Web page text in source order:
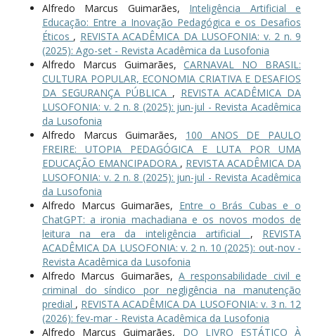
Alfredo Marcus Guimarães, Inteligência Artificial e
Educação: Entre a Inovação Pedagógica e os Desafios
Éticos , REVISTA ACADÊMICA DA LUSOFONIA: v. 2 n. 9
(2025): Ago-set - Revista Acadêmica da Lusofonia
Alfredo Marcus Guimarães,CARNAVAL NO BRASIL:
CULTURA POPULAR, ECONOMIA CRIATIVA E DESAFIOS
DA SEGURANÇA PÚBLICA , REVISTA ACADÊMICA DA
LUSOFONIA: v. 2 n. 8 (2025): jun-jul - Revista Acadêmica
da Lusofonia
Alfredo Marcus Guimarães, 100 ANOS DE PAULO
FREIRE: UTOPIA PEDAGÓGICA E LUTA POR UMA
EDUCAÇÃO EMANCIPADORA , REVISTA ACADÊMICA DA
LUSOFONIA: v. 2 n. 8 (2025): jun-jul - Revista Acadêmica
da Lusofonia
Alfredo Marcus Guimarães, Entre o Brás Cubas e o
ChatGPT: a ironia machadiana e os novos modos de
leitura na era da inteligência artificial , REVISTA
ACADÊMICA DA LUSOFONIA: v. 2 n. 10 (2025): out-nov -
Revista Acadêmica da Lusofonia
Alfredo Marcus Guimarães, A responsabilidade civil e
criminal do síndico por negligência na manutenção
predial , REVISTA ACADÊMICA DA LUSOFONIA: v. 3 n. 12
(2026): fev-mar - Revista Acadêmica da Lusofonia
Alfredo Marcus Guimarães, DO LIVRO ESTÁTICO À